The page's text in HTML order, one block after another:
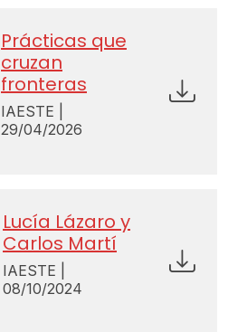
Prácticas que
cruzan
fronteras
IAESTE |
29/04/2026
Lucía Lázaro y
Carlos Martí
IAESTE |
08/10/2024